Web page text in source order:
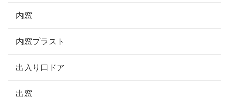
内窓
内窓プラスト
出入り口ドア
出窓